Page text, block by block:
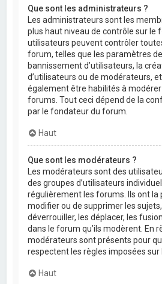
Que sont les administrateurs ?
Les administrateurs sont les
plus haut niveau de contrôle sur le
utilisateurs peuvent contrôler
forum, telles que les paramètres
bannissement d’utilisateurs, la
d’utilisateurs ou de modérateurs,
également être habilités à modérer
forums. Tout ceci dépend de la
par le fondateur du forum.
Haut
Que sont les modérateurs ?
Les modérateurs sont des
des groupes d’utilisateurs
régulièrement les forums. Ils ont la
modifier ou de supprimer les
déverrouiller, les déplacer, les
dans le forum qu’ils modèrent. En
modérateurs sont présents pour
respectent les règles imposées sur
Haut